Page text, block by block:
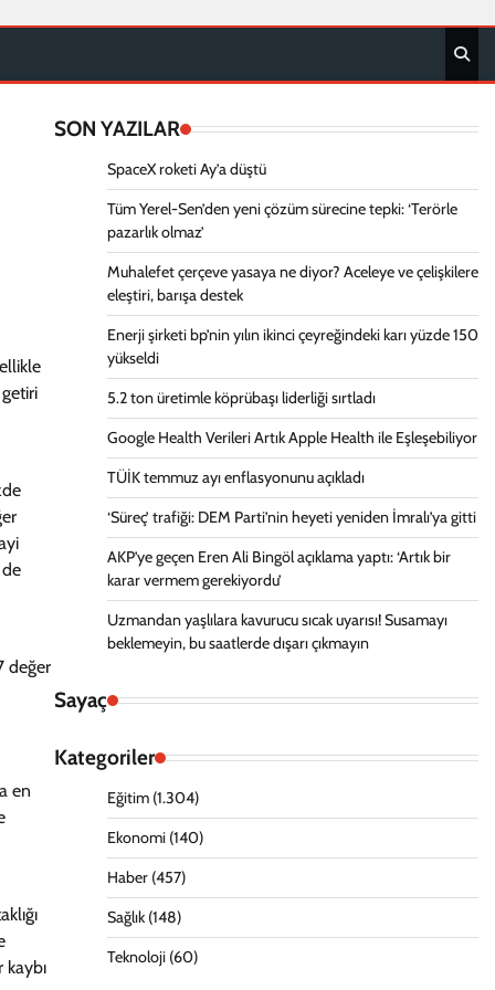
değer
en
SON YAZILAR
SpaceX roketi Ay’a düştü
Tüm Yerel-Sen’den yeni çözüm sürecine tepki: ‘Terörle
pazarlık olmaz’
Muhalefet çerçeve yasaya ne diyor? Aceleye ve çelişkilere
eleştiri, barışa destek
Enerji şirketi bp’nin yılın ikinci çeyreğindeki karı yüzde 150
yükseldi
5.2 ton üretimle köprübaşı liderliği sırtladı
Google Health Verileri Artık Apple Health ile Eşleşebiliyor
TÜİK temmuz ayı enflasyonunu açıkladı
‘Süreç’ trafiği: DEM Parti’nin heyeti yeniden İmralı’ya gitti
AKP’ye geçen Eren Ali Bingöl açıklama yaptı: ‘Artık bir
karar vermem gerekiyordu’
Uzmandan yaşlılara kavurucu sıcak uyarısı! Susamayı
beklemeyin, bu saatlerde dışarı çıkmayın
Sayaç
Kategoriler
Eğitim(1.304)
Ekonomi(140)
Haber(457)
Sağlık(148)
Teknoloji(60)